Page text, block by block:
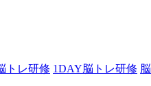
トレ研修 1DAY脳トレ研修